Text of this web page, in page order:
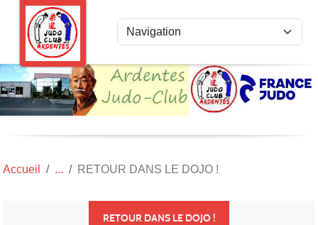
Accueil RETOUR DANS LE DOJO !
RETOUR DANS LE DOJO !
Panneau de gestion des cookies